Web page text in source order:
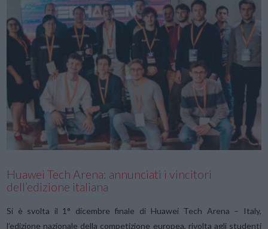
VIEW POST
Huawei Tech Arena: annunciati i vincitori
dell’edizione italiana
Si è svolta il 1° dicembre finale di Huawei Tech Arena – Italy,
l’edizione nazionale della competizione europea, rivolta agli studenti